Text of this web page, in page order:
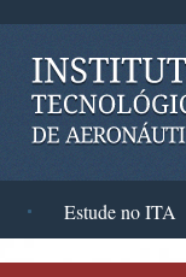
Estude no ITA